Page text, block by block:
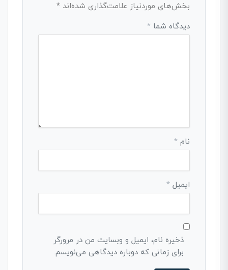
بخش‌های موردنیاز علامت‌گذاری شده‌اند *
دیدگاه شما *
نام *
ایمیل *
ذخیره نام، ایمیل و وبسایت من در مرورگر
برای زمانی که دوباره دیدگاهی می‌نویسم.